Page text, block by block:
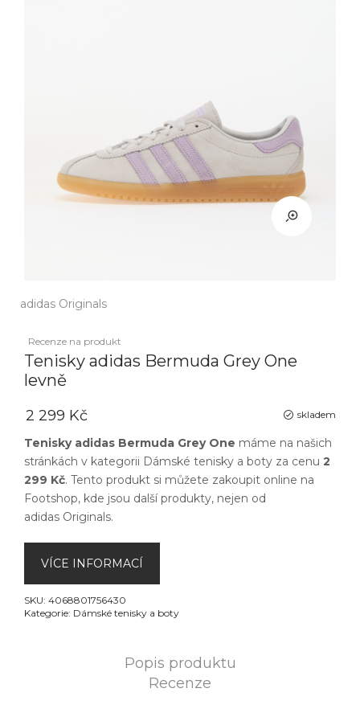
adidas Originals
Recenze na produkt
Tenisky adidas Bermuda Grey One
levně
skladem
2 299 Kč
Tenisky adidas Bermuda Grey One máme na našich
stránkách v kategorii Dámské tenisky a boty za cenu 2
299 Kč. Tento produkt si můžete zakoupit online na
Footshop, kde jsou další produkty, nejen od
adidas Originals.
VÍCE INFORMACÍ
SKU: 4068801756430
Kategorie: Dámské tenisky a boty
Popis produktu
Recenze